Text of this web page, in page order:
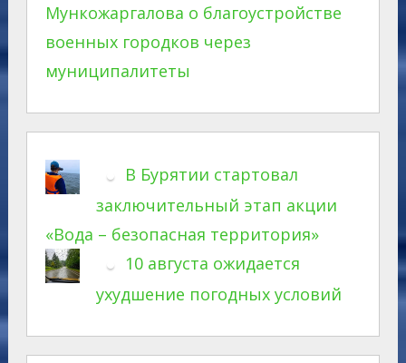
Мункожаргалова о благоустройстве
военных городков через
муниципалитеты
В Бурятии стартовал
заключительный этап акции
«Вода – безопасная территория»
10 августа ожидается
ухудшение погодных условий